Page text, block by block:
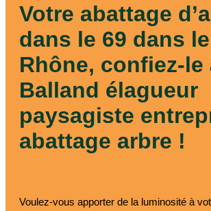
Votre abattage
dans le 69 dans le
Rhône, confiez-le
Balland élagueur
paysagiste
abattage arbre !
Voulez-vous apporter de la luminosité à